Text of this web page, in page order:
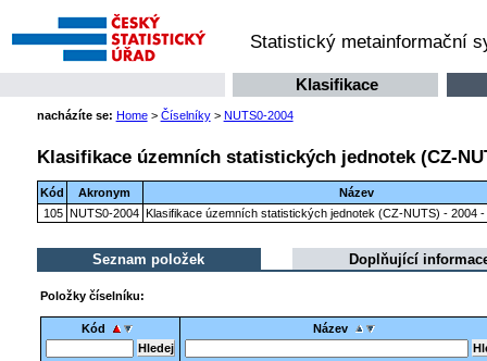
Statistický metainformační
Klasifikace
nacházíte se: Home> Číselníky> NUTS0-2004
Klasifikace územních statistických jednotek (CZ-
Kód Akronym
Název
105 NUTS0-2004 Klasifikace územních statistických jednotek (CZ-NUTS) - 2004
Seznam položek Doplňující
Položky číselníku:
Kód Název